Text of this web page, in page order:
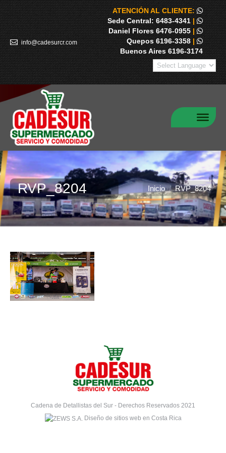
info@cadesurcr.com
ATENCIÓN AL CLIENTE:
Sede Central: 6483-4341 |
Daniel Flores 6476-0955 |
Quepos 6196-3358 |
Buenos Aires 6196-3174
RVP_8204 Estás aquí:Inicio RVP_8204
Cadena de Detallistas del Sur - Derechos Reservados 2021
Diseño de sitios web en Costa Rica